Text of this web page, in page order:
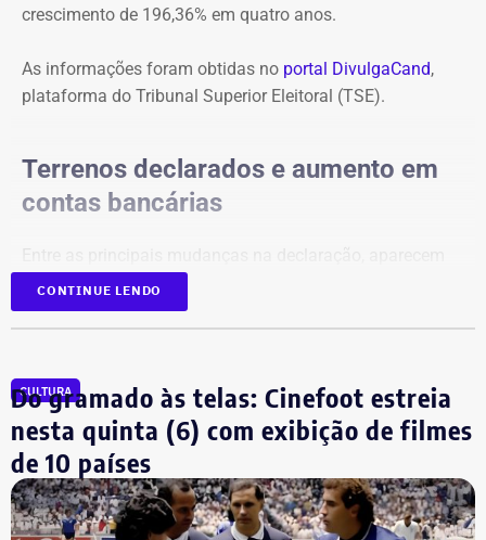
crescimento de 196,36% em quatro anos.
As informações foram obtidas no portal DivulgaCand,
plataforma do Tribunal Superior Eleitoral (TSE).
Terrenos declarados e aumento em
contas bancárias
dois terrenos, avaliados em R$ 50 mil e R$ 100 mil, além
de um imóvel no valor de R$ 220 mil e um bem declarado
Os saldos em contas bancárias também cresceram. Os
depósitos em conta corrente, que somavam R$ 50.686,20
há quatro anos, passaram para R$ 97.543,64.
Já o apartamento herdado em Campos dos Goytacazes,
CONTINUE LENDO
CULTURA
Do gramado às telas: Cinefoot estreia
nesta quinta (6) com exibição de filmes
de 10 países